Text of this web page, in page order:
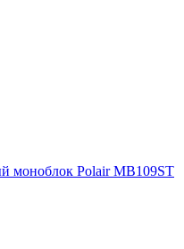
моноблок Polair MB109ST